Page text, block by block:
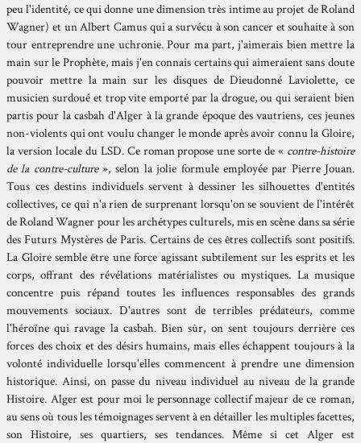
peu l'identité, ce qui donne une dimension très intime au projet de Roland
Wagner) et un Albert Camus qui a survécu à son cancer et souhaite à son
tour entreprendre une uchronie. Pour ma part, j'aimerais bien mettre la
main sur le Prophète, mais j'en connais certains qui aimeraient sans doute
pouvoir mettre la main sur les disques de Dieudonné Laviolette, ce
musicien surdoué et trop vite emporté par la drogue, ou qui seraient bien
partis pour la casbah d'Alger à la grande époque des vautriens, ces jeunes
non-violents qui ont voulu changer le monde après avoir connu la Gloire,
la version locale du LSD. Ce roman propose une sorte de « contre-histoire
de la contre-culture», selon la jolie formule employée par Pierre Jouan.
Tous ces destins individuels servent à dessiner les silhouettes d'entités
collectives, ce qui n'a rien de surprenant lorsqu'on se souvient de l'intérêt
de Roland Wagner pour les archétypes culturels, mis en scène dans sa série
des Futurs Mystères de Paris. Certains de ces êtres collectifs sont positifs.
La Gloire semble être une force agissant subtilement sur les esprits et les
corps, offrant des révélations matérialistes ou mystiques. La musique
concentre puis répand toutes les influences responsables des grands
mouvements sociaux. D'autres sont de terribles prédateurs, comme
l'héroïne qui ravage la casbah. Bien sûr, on sent toujours derrière ces
forces des choix et des désirs humains, mais elles échappent toujours à la
volonté individuelle lorsqu'elles commencent à prendre une dimension
historique. Ainsi, on passe du niveau individuel au niveau de la grande
Histoire. Alger est pour moi le personnage collectif majeur de ce roman,
au sens où tous les témoignages servent à en détailler les multiples facettes,
son Histoire, ses quartiers, ses tendances. Même si cet Alger est